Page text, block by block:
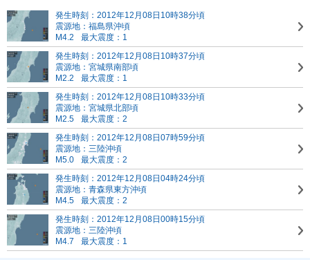
発生時刻：2012年12月08日10時38分頃
震源地：福島県沖頃
M4.2
最大震度：1
発生時刻：2012年12月08日10時37分頃
震源地：宮城県南部頃
M2.2
最大震度：1
発生時刻：2012年12月08日10時33分頃
震源地：宮城県北部頃
M2.5
最大震度：2
発生時刻：2012年12月08日07時59分頃
震源地：三陸沖頃
M5.0
最大震度：2
発生時刻：2012年12月08日04時24分頃
震源地：青森県東方沖頃
M4.5
最大震度：2
発生時刻：2012年12月08日00時15分頃
震源地：三陸沖頃
M4.7
最大震度：1